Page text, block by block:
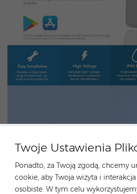
Twoje Ustawienia
Ponadto, za Twoją zgodą, chcemy
cookie, aby Twoja wizyta i interakcja
osobiste. W tym celu